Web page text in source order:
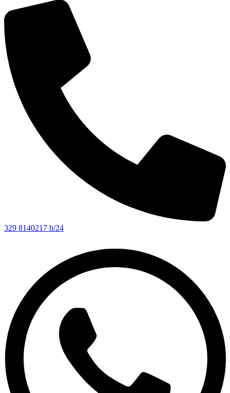
329 8140217 h/24